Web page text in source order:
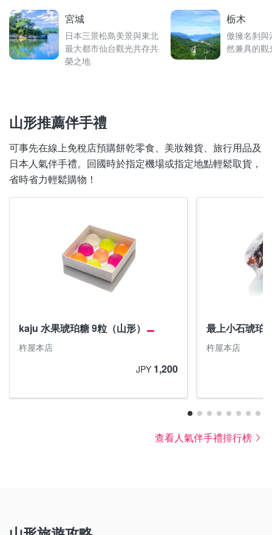
宮城
日本三景松島美景與東北
最大都市仙台觀光共存共
榮之地
栃木
傲擁名刹與
然兼具的觀
山形推薦伴手禮
可事先在線上免稅店預購餅乾零食、美妝雜貨、旅行用品及
日本人氣伴手禮。回國時於指定機場或指定地點輕鬆取貨，
省時省力輕鬆購物！
kaju 水果琥珀糖 9粒（山形）
杵屋本店
JPY 1,200
最上小石琥珀
杵屋本店
查看人氣伴手禮排行榜